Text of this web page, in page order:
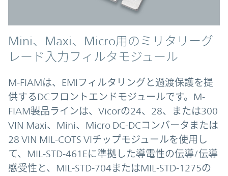
Mini、Maxi、Micro用のミリタリーグ
レード入力フィルタモジュール
M-FIAMは、EMIフィルタリングと過渡保護を提
供するDCフロントエンドモジュールです。M-
FIAM製品ラインは、Vicorの24、28、または300
VIN Maxi、Mini、Micro DC-DCコンバータまたは
28 VIN MIL-COTS VIチップモジュールを使用し
て、MIL-STD-461Eに準拠した導電性の伝導/伝導
感受性と、MIL-STD-704またはMIL-STD-1275の